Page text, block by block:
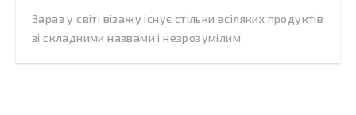
Зараз у світі візажу існує стільки всіляких продуктів
зі складними назвами і незрозумілим